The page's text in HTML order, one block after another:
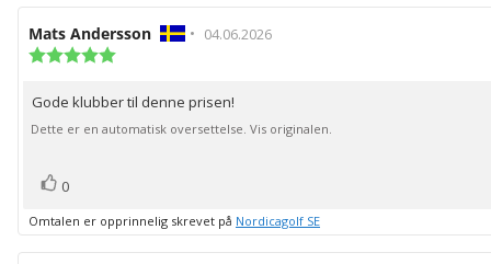
Forfatter:
Mats Andersson • Omtaledato:
04.06.2026
5
mulige
Omtaletekst:
Gode klubber til denne prisen!
Dette er en automatisk oversettelse. Vis originalen.
Liker
0
Omtalen er opprinnelig skrevet på Nordicagolf SE